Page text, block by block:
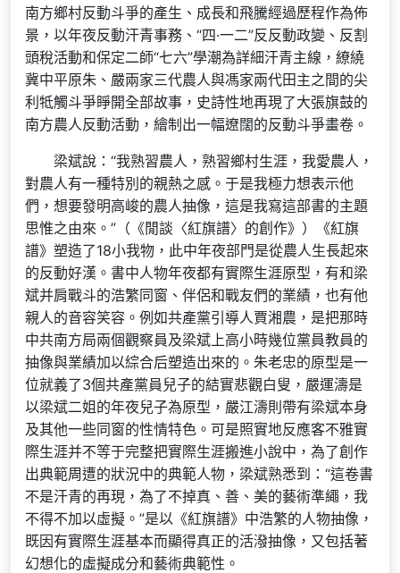
南方鄉村反動斗爭的產生、成長和飛騰經過歷程作為佈
景，以年夜反動汗青事務、“四·一二”反反動政變、反割
頭稅活動和保定二師“七六”學潮為詳細汗青主線，繚繞
冀中平原朱、嚴兩家三代農人與馮家兩代田主之間的尖
利牴觸斗爭睜開全部故事，史詩性地再現了大張旗鼓的
南方農人反動活動，繪制出一幅遼闊的反動斗爭畫卷。
梁斌說：“我熟習農人，熟習鄉村生涯，我愛農人，
對農人有一種特別的親熱之感。于是我極力想表示他
們，想要發明高峻的農人抽像，這是我寫這部書的主題
思惟之由來。”（《閒談〈紅旗譜〉的創作》）《紅旗
譜》塑造了18小我物，此中年夜部門是從農人生長起來
的反動好漢。書中人物年夜都有實際生涯原型，有和梁
斌并肩戰斗的浩繁同窗、伴侶和戰友們的業績，也有他
親人的音容笑容。例如共產黨引導人賈湘農，是把那時
中共南方局兩個觀察員及梁斌上高小時幾位黨員教員的
抽像與業績加以綜合后塑造出來的。朱老忠的原型是一
位就義了3個共產黨員兒子的結實悲觀白叟，嚴運濤是
以梁斌二姐的年夜兒子為原型，嚴江濤則帶有梁斌本身
及其他一些同窗的性情特色。可是照實地反應客不雅實
際生涯并不等于完整把實際生涯搬進小說中，為了創作
出典範周遭的狀況中的典範人物，梁斌熟悉到：“這卷書
不是汗青的再現，為了不掉真、善、美的藝術準繩，我
不得不加以虛擬。”是以《紅旗譜》中浩繁的人物抽像，
既因有實際生涯基本而顯得真正的活潑抽像，又包括著
幻想化的虛擬成分和藝術典範性。